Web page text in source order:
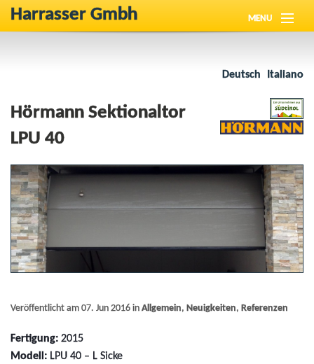
Harrasser Gmbh MENU
Produkte
Downloads
Kontakt
Deutsch Italiano
Hörmann Sektionaltor
LPU 40
Veröffentlicht am 07. Jun 2016 in Allgemein, Neuigkeiten, Referenzen
Fertigung: 2015
Modell: LPU 40 – L Sicke